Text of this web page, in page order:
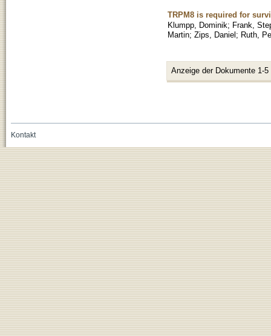
TRPM8 is required for
Klumpp, Dominik; Frank,
Martin; Zips, Daniel; Ruth,
Anzeige der Dokumente 1-5
Kontakt